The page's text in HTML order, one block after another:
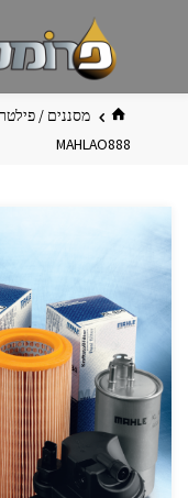
בית מסננים /
MAHLAO888